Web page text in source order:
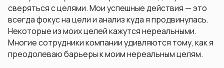
сверяться с целями. Мои успешные действия — это
всегда фокус на цели и анализ куда я продвинулась.
Некоторые из моих целей кажутся нереальными.
Многие сотрудники компании удивляются тому, как я
преодолеваю барьеры к моим нереальным целям.